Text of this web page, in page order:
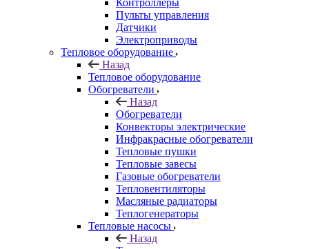
Контроллеры
Пульты управления
Датчики
Электроприводы
Тепловое оборудование
Назад
Тепловое оборудование
Обогреватели
Назад
Обогреватели
Конвекторы электрические
Инфракрасные обогреватели
Тепловые пушки
Тепловые завесы
Газовые обогреватели
Тепловентиляторы
Масляные радиаторы
Теплогенераторы
Тепловые насосы
Назад